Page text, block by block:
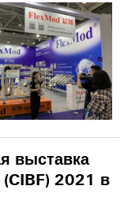
выставка
2021 в